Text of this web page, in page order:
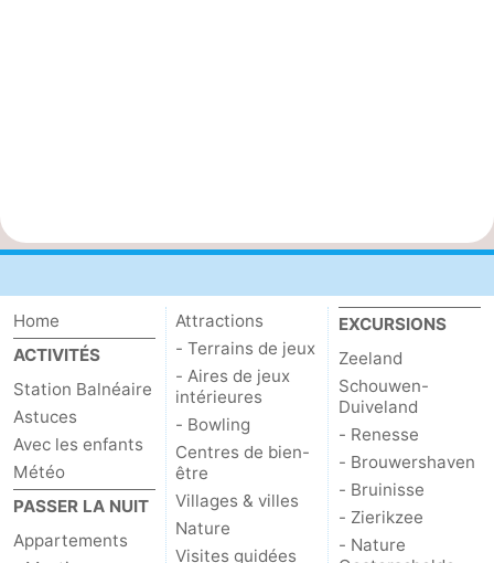
Home
ACTIVITÉS
Station Balnéaire
Astuces
Avec les enfants
Météo
PASSER LA NUIT
Appartements
Attractions
- Terrains de jeux
- Aires de jeux
intérieures
- Bowling
Centres de bien-
être
Villages & villes
Nature
Visites guidées
EXCURSIONS
Zeeland
Schouwen-
Duiveland
- Renesse
- Brouwershaven
- Bruinisse
- Zierikzee
- Nature